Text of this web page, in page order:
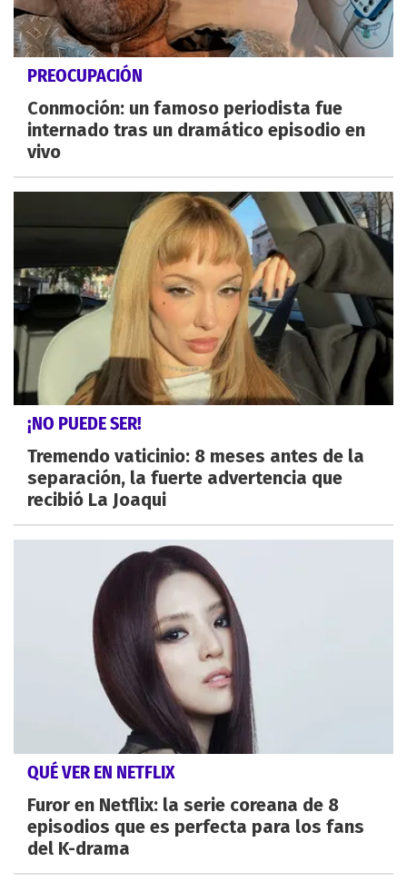
PREOCUPACIÓN
Conmoción: un famoso periodista fue
internado tras un dramático episodio en
vivo
¡NO PUEDE SER!
Tremendo vaticinio: 8 meses antes de la
separación, la fuerte advertencia que
recibió La Joaqui
QUÉ VER EN NETFLIX
Furor en Netflix: la serie coreana de 8
episodios que es perfecta para los fans
del K-drama